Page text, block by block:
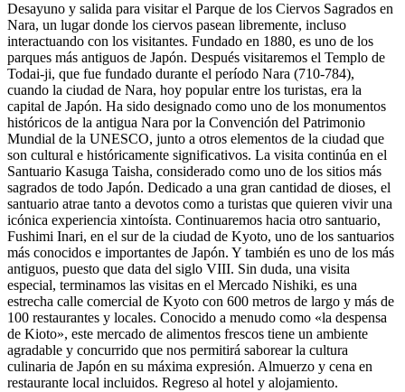
Desayuno y salida para visitar el Parque de los Ciervos Sagrados en
Nara, un lugar donde los ciervos pasean libremente, incluso
interactuando con los visitantes. Fundado en 1880, es uno de los
parques más antiguos de Japón. Después visitaremos el Templo de
Todai-ji, que fue fundado durante el período Nara (710-784),
cuando la ciudad de Nara, hoy popular entre los turistas, era la
capital de Japón. Ha sido designado como uno de los monumentos
históricos de la antigua Nara por la Convención del Patrimonio
Mundial de la UNESCO, junto a otros elementos de la ciudad que
son cultural e históricamente significativos. La visita continúa en el
Santuario Kasuga Taisha, considerado como uno de los sitios más
sagrados de todo Japón. Dedicado a una gran cantidad de dioses, el
santuario atrae tanto a devotos como a turistas que quieren vivir una
icónica experiencia xintoísta. Continuaremos hacia otro santuario,
Fushimi Inari, en el sur de la ciudad de Kyoto, uno de los santuarios
más conocidos e importantes de Japón. Y también es uno de los más
antiguos, puesto que data del siglo VIII. Sin duda, una visita
especial, terminamos las visitas en el Mercado Nishiki, es una
estrecha calle comercial de Kyoto con 600 metros de largo y más de
100 restaurantes y locales. Conocido a menudo como «la despensa
de Kioto», este mercado de alimentos frescos tiene un ambiente
agradable y concurrido que nos permitirá saborear la cultura
culinaria de Japón en su máxima expresión. Almuerzo y cena en
restaurante local incluidos. Regreso al hotel y alojamiento.